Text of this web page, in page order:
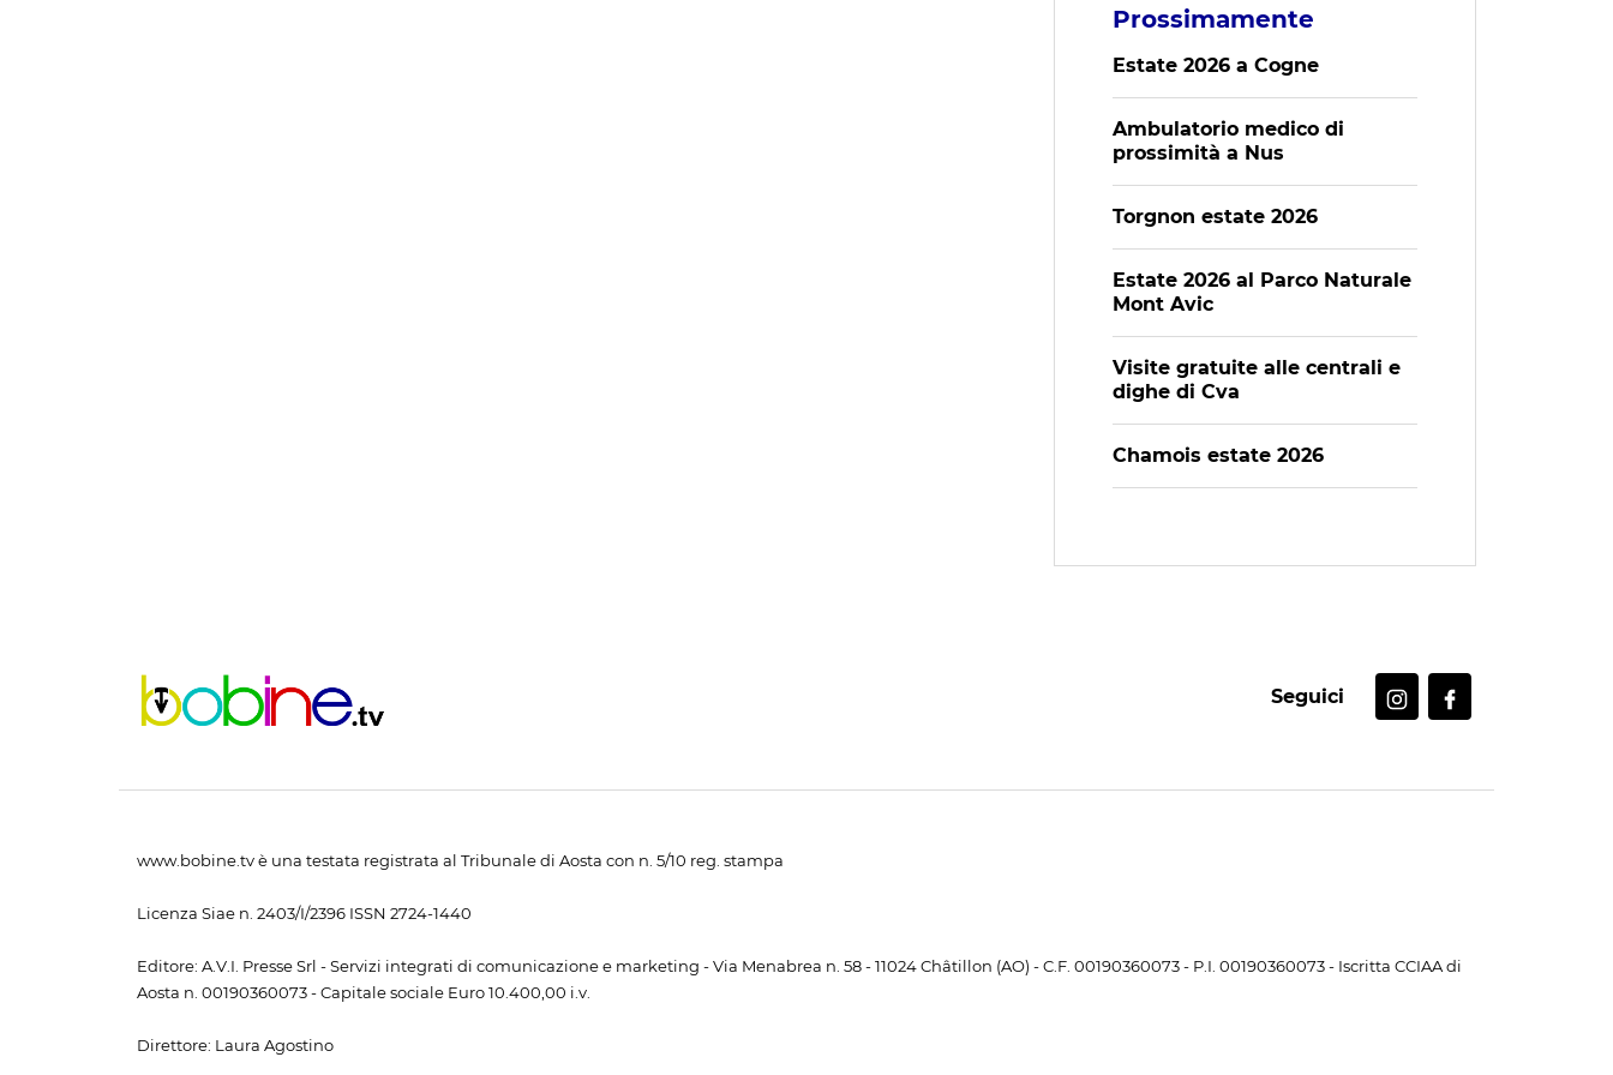
Prossimamente
Estate 2026 a Cogne
Ambulatorio medico di
prossimità a Nus
Torgnon estate 2026
Estate 2026 al Parco Naturale
Mont Avic
Visite gratuite alle centrali e
dighe di Cva
Chamois estate 2026
Seguici
www.bobine.tv è una testata registrata al Tribunale di Aosta con n. 5/10 reg. stampa
Licenza Siae n. 2403/I/2396 ISSN 2724-1440
Editore: A.V.I. Presse Srl - Servizi integrati di comunicazione e marketing - Via Menabrea n. 58 - 11024 Châtillon (AO) - C.F. 00190360073 - P.I. 00190360073 - Iscritta CCIAA di
Aosta n. 00190360073 - Capitale sociale Euro 10.400,00 i.v.
Direttore: Laura Agostino